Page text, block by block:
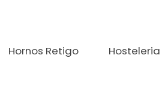
Hornos Retigo Hosteleria